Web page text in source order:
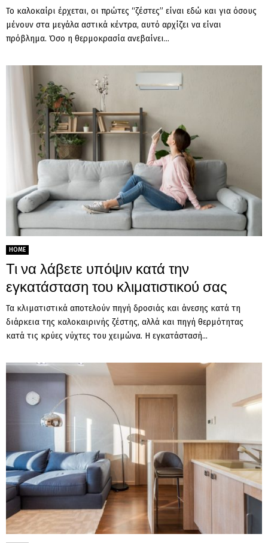
Το καλοκαίρι έρχεται, οι πρώτες “ζέστες” είναι εδώ και για όσους
μένουν στα μεγάλα αστικά κέντρα, αυτό αρχίζει να είναι
πρόβλημα. Όσο η θερμοκρασία ανεβαίνει...
HOME
Τι να λάβετε υπόψιν κατά την
εγκατάσταση του κλιματιστικού σας
Τα κλιματιστικά αποτελούν πηγή δροσιάς και άνεσης κατά τη
διάρκεια της καλοκαιρινής ζέστης, αλλά και πηγή θερμότητας
κατά τις κρύες νύχτες του χειμώνα. Η εγκατάστασή...